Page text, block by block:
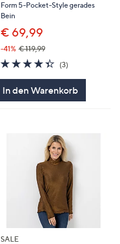
Form 5-Pocket-Style gerades
Bein
€ 69,99
-41% € 119,99
4.3
von
(3)3
In den Warenkorb
SALE